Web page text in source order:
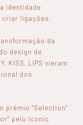
identidade
criar ligações.
da
design de
KISS, LIPS vieram
dos
o prémio "Selection"
pelo Iconic